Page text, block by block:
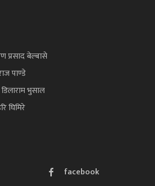
प्रसाद बेल्बासे
पाण्डे
डिलाराम भुसाल
घिमिरे
facebook